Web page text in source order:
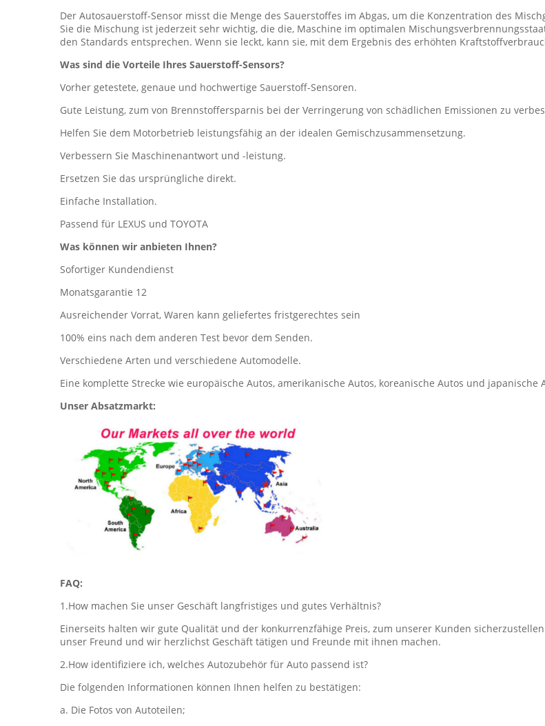
Der Autosauerstoff-Sensor misst die Menge des Sauerstoffes im Abgas, um die Konzentration des
Sie die Mischung ist jederzeit sehr wichtig, die die, Maschine im optimalen
den Standards entsprechen. Wenn sie leckt, kann sie, mit dem Ergebnis des erhöhten
Was sind die Vorteile Ihres Sauerstoff-Sensors?
Vorher getestete, genaue und hochwertige Sauerstoff-Sensoren.
Gute Leistung, zum von Brennstoffersparnis bei der Verringerung von schädlichen Emissionen zu
Helfen Sie dem Motorbetrieb leistungsfähig an der idealen Gemischzusammensetzung.
Verbessern Sie Maschinenantwort und -leistung.
Ersetzen Sie das ursprüngliche direkt.
Einfache Installation.
Passend für LEXUS und TOYOTA
Was können wir anbieten Ihnen?
Sofortiger Kundendienst
Monatsgarantie 12
Ausreichender Vorrat, Waren kann geliefertes fristgerechtes sein
100% eins nach dem anderen Test bevor dem Senden.
Verschiedene Arten und verschiedene Automodelle.
Eine komplette Strecke wie europäische Autos, amerikanische Autos, koreanische Autos und japanische
Unser Absatzmarkt:
FAQ:
1.How machen Sie unser Geschäft langfristiges und gutes Verhältnis?
Einerseits halten wir gute Qualität und der konkurrenzfähige Preis, zum unserer Kunden
unser Freund und wir herzlichst Geschäft tätigen und Freunde mit ihnen machen.
2.How identifiziere ich, welches Autozubehör für Auto passend ist?
Die folgenden Informationen können Ihnen helfen zu bestätigen:
a. Die Fotos von Autoteilen;